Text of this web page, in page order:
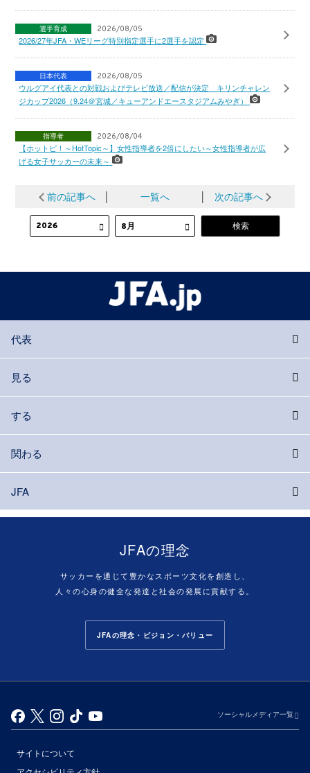
選手育成 2026/08/05
2026/27年JFA・WEリーグ特別指定選手に2選手を認定
日本代表 2026/08/05
ウルグアイ代表との対戦およびテレビ放送／配信が決定 キリンチャレン
ジカップ2026（9.24＠宮城／キューアンドエースタジアムみやぎ）
指導者 2026/08/04
【ホットピ！～HotTopic～】女性指導者を2倍にしたい～女性指導者が広
げる女子サッカーの未来～
前の記事へ 一覧へ 次の記事へ
代表
見る
する
関わる
JFA
JFAの理念
サッカーを通じて豊かなスポーツ文化を創造し、
人々の心身の健全な発達と社会の発展に貢献する。
JFAの理念・ビジョン・バリュー
ソーシャルメディア一覧
サイトについて